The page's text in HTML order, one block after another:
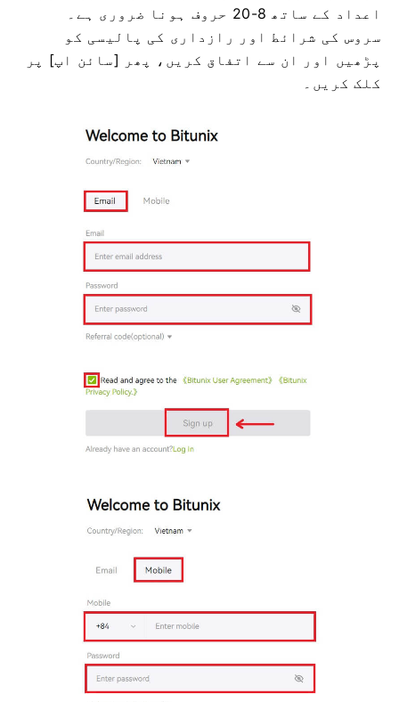
اعداد کے ساتھ 8-20 حروف ہونا ضروری ہے۔
سروس کی شرائط اور رازداری کی پالیسی کو
پڑھیں اور ان سے اتفاق کریں، پھر [سائن اپ] پر
کلک کریں۔